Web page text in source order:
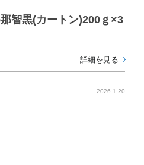
智黒(カートン)200ｇ×3
詳細を見る
2026.1.20